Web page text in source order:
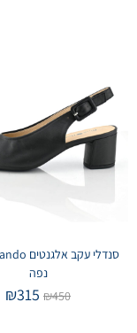
נפה
₪450
₪315